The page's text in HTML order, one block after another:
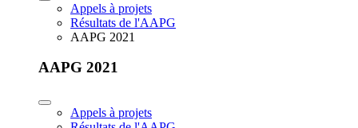
Appels à projets
Résultats de l'AAPG
AAPG 2021
AAPG 2021
Appels à projets